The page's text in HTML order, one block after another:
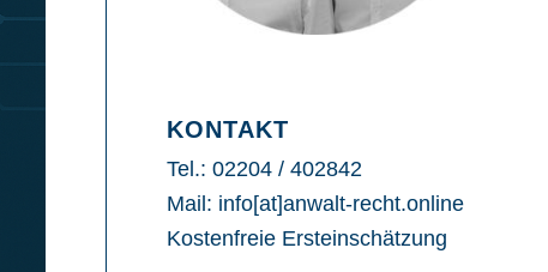
KONTAKT
Tel.: 02204 / 402842
Mail: info[at]anwalt-recht.online
Kostenfreie Ersteinschätzung